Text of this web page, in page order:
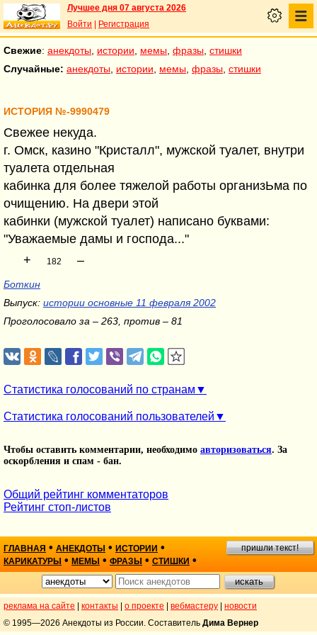
Лучшее дня 07 августа 2026
Войти
Регистрация
Свежие: анекдоты истории мемы фразы стишки
Случайные: анекдоты истории мемы фразы стишки
ИСТОРИЯ №-9990479
Свежее некуда.
г. Омск, казино "Кристалл", мужской туалет, внутри
туалета отдельная
кабинка для более тяжелой работы организЬма по
очищению. На двери этой
кабинки (мужской туалет) написано буквами:
"Уважаемые дамы и господа..."
+
182 –
Боткин
Выпуск: истории основные 11 февраля 2002
Проголосовало за – 263, против – 81
Статистика голосований по странам
Статистика голосований пользователей
Чтобы оставить комментарии, необходимо авторизоваться. За
оскорбления и спам - бан.
Общий рейтинг комментаторов
Рейтинг стоп-листов
ГЛАВНАЯ • АНЕКДОТЫ • ИСТОРИИ •
КАРИКАТУРЫ • МЕМЫ • ФРАЗЫ • СТИШКИ •
пришли текст!
реклама на сайте контакты о проекте вебмастеру
новости
© 1995—2026 Анекдоты из России. Составитель Дима Вернер